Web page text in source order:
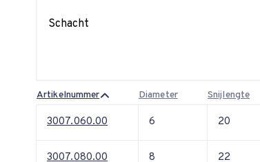
Schacht
Artikelnummer Diameter Snijlengte
3007.060.00 6 20
3007.080.00 8 22